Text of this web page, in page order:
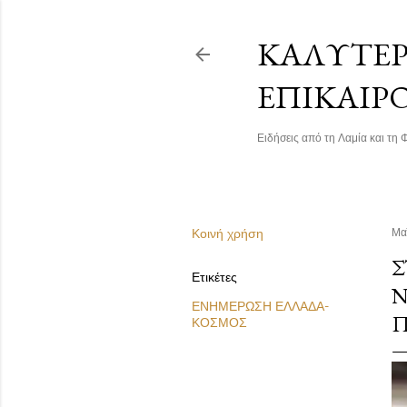
Ειδήσεις από τη Λαμία και τη
Κοινή χρήση
Ετικέτες
ΕΝΗΜΕΡΩΣΗ ΕΛΛΑΔΑ-
ΚΟΣΜΟΣ